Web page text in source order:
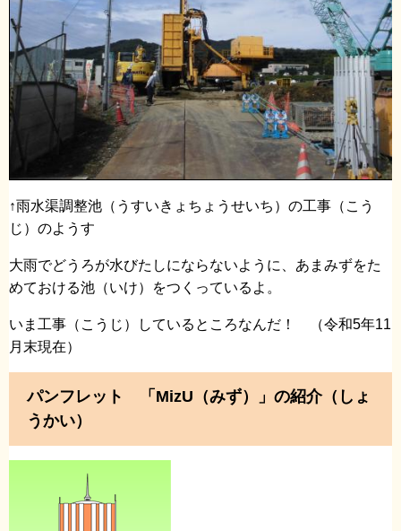
↑雨水渠調整池（うすいきょちょうせいち）の工事（こう
じ）のようす
大雨でどうろが水びたしにならないように、あまみずをた
めておける池（いけ）をつくっているよ。
いま工事（こうじ）しているところなんだ！ （令和5年11
月末現在）
パンフレット 「MizU（みず）」の紹介（しょ
うかい）